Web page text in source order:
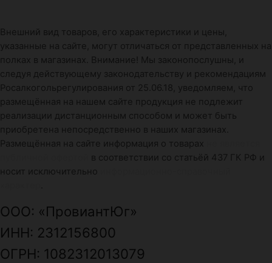
Внешний вид товаров, его характеристики и цены,
указанные на сайте, могут отличаться от представленных на
полках в магазинах. Внимание! Мы законопослушны, и
следуя действующему законодательству и рекомендациям
Росалкогольрегулирования от 25.06.18, уведомляем, что
размещённая на нашем сайте продукция не подлежит
реализации дистанционным способом и может быть
приобретена непосредственно в наших магазинах.
Размещённая на сайте информация о товарах
в соответствии со статьёй 437 ГК РФ и
носит исключительно
ООО: «ПровиантЮг»
ИНН: 2312156800
ОГРН: 1082312013079